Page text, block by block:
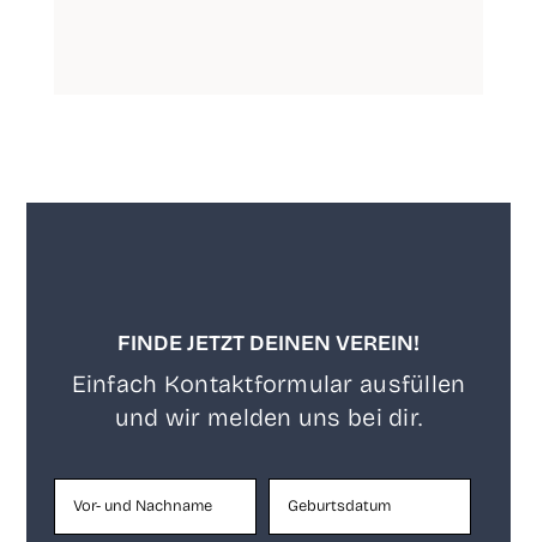
FINDE JETZT DEINEN VEREIN!
Ein­fach Kon­takt­for­mu­lar aus­fül­len
und wir mel­den uns bei dir.